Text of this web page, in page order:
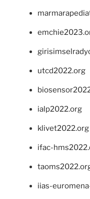
utcd2022.org
ialp2022.org
klivet2022.org
ifac-
iias-